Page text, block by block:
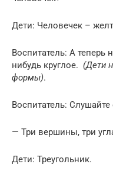
Дети: Человечек –
Воспитатель: А теперь
нибудь круглое. (Дети
формы).
Воспитатель:
— Три вершины, три
Дети: Треугольник.